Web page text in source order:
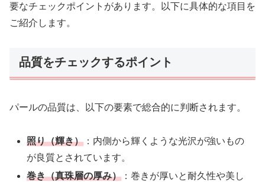
要なチェックポイントがあります。以下に具体的な項目を
ご紹介します。
品質をチェックするポイント
パールの品質は、以下の要素で総合的に判断されます。
照り（輝き） ：内側から輝くような光沢が強いもの
が良質とされています。
巻き（真珠層の厚み） ：巻きが厚いと耐久性や美し